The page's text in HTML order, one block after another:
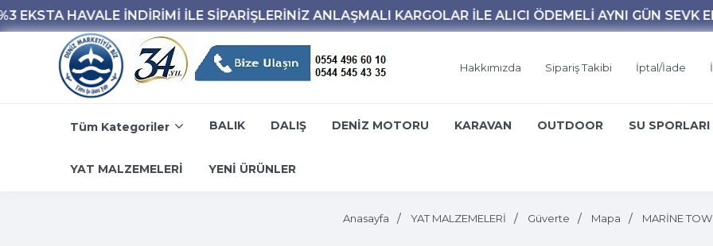
Hakkımızda Sipariş Takibi İptal/İade
Tüm Kategoriler BALIK DALIŞ DENİZ MOTORU KARAVAN OUTDOOR SU SPORLARI
YAT MALZEMELERİ YENİ ÜRÜNLER
Anasayfa YAT MALZEMELERİ Güverte Mapa MARİNE